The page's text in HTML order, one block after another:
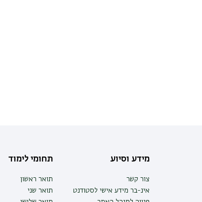
מידע וסיוע
צור קשר
אינ-בר מידע אישי לסטודנט
תחומי לימוד
תואר ראשון
תואר שני